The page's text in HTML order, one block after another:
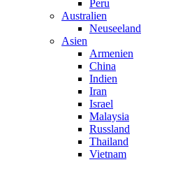
Peru
Australien
Neuseeland
Asien
Armenien
China
Indien
Iran
Israel
Malaysia
Russland
Thailand
Vietnam